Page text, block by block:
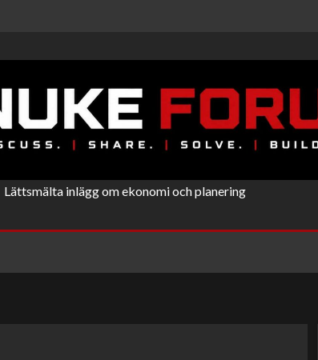
Lättsmälta inlägg om ekonomi och planering